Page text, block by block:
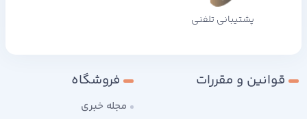
پشتیبانی تلفنی
قوانین و مقررات فروشگاه
مجله خبری